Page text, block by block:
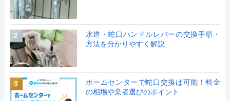
2
水道・蛇口ハンドルレバーの交換手順・
方法を分かりやすく解説
3
ホームセンターで蛇口交換は可能！料金
の相場や業者選びのポイント